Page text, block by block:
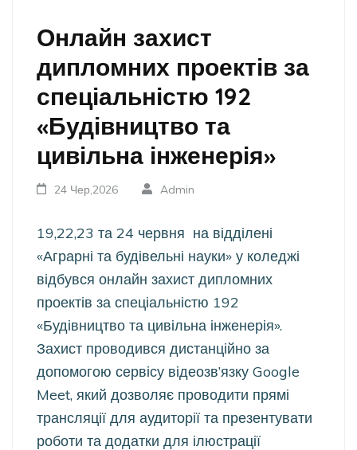
Онлайн захист
дипломних проектів за
спеціальністю 192
«Будівництво та
цивільна інженерія»
24 Чер,2026 Admin
19,22,23 та 24 червня на відділені
«Аграрні та будівельні науки» у коледжі
відбувся онлайн захист дипломних
проектів за спеціальністю 192
«Будівництво та цивільна інженерія».
Захист проводився дистанційно за
допомогою сервісу відеозв’язку Google
Meet, який дозволяє проводити прямі
трансляції для аудиторії та презентувати
роботи та додатки для ілюстрації